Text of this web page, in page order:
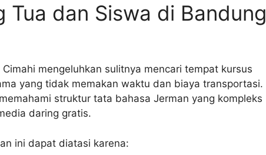
Tua dan Siswa di Bandung
mengeluhkan sulitnya mencari tempat kursus
yang tidak memakan waktu dan biaya transportasi.
struktur tata bahasa Jerman yang kompleks
daring gratis.
ini dapat diatasi karena: